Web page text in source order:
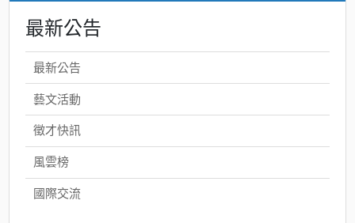
最新公告
最新公告
藝文活動
徵才快訊
風雲榜
國際交流